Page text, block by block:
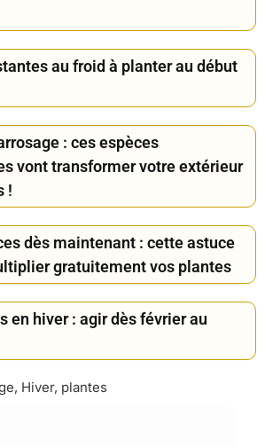
au froid à planter au début
: ces espèces
vont transformer votre extérieur
!
dès maintenant : cette astuce
gratuitement vos plantes
en hiver : agir dès février au
, Hiver, plantes